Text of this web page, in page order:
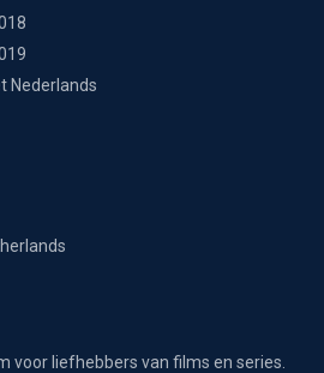
Nederlands
voor liefhebbers van films en series.